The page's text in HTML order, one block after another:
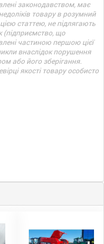
законодавством, має
товару в розумний
статтею, не підлягають
що
частиною першою цієї
внаслідок порушення
або його зберігання.
якості товару особисто